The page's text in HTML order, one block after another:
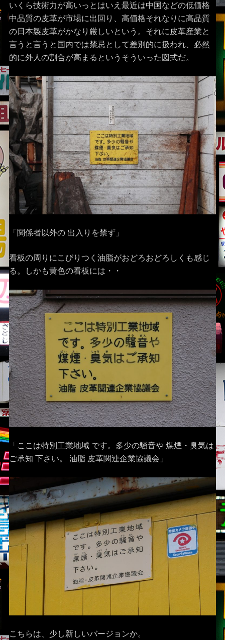
いくら技術力が高いっとはいえ最近は中国などの低価格
中品質の皮革が市場に出回り、高価格それなりに高品質
の日本製皮革がかなり厳しいという。それに皮革産業と
言うと言うと国内では禁忌として差別的に扱われ、必然
的に外人の割合が高まるというそういった図式だ。
「関係者以外の 出入りを禁ず」
看板の周りにこびりつく油脂がおどろおどろしくも感じ
る。しかも黄色の看板には・・
「ここは特別工業地域 です。多少の騒音や 煤煙・臭気は
ご承知 下さい。 油脂 皮革関連企業協議会」
こちらは、少し新しいバージョンか。